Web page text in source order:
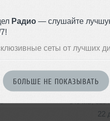
Радио — слушайте
сеты от лучших
БОЛЬШЕ НЕ ПОКАЗЫВАТЬ
29
Episode 127
141 MB, 320
22